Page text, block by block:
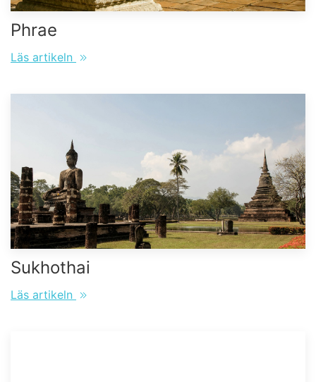
Phrae
Läs artikeln
Sukhothai
Läs artikeln